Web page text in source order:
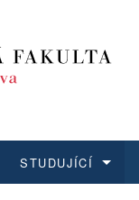
STUDUJÍCÍ